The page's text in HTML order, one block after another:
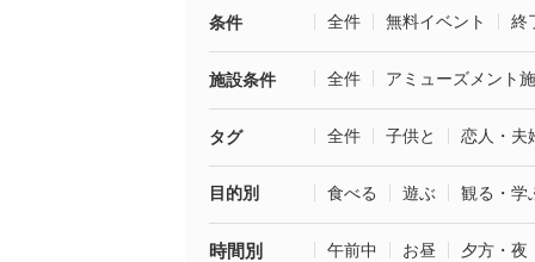
条件 全件 無料イベント 終
施設条件 全件 アミューズメント
タグ 全件 子供と 恋人・夫
目的別 食べる 遊ぶ 観る・学
時間別 午前中 お昼 夕方・夜